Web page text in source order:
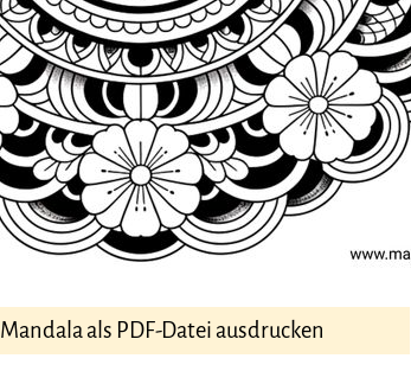
Mandala als PDF-Datei ausdrucken